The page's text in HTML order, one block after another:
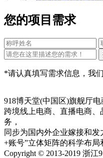
您的项目需求
*请认真填写需求信息，我
918博天堂(中国区)旗舰厅
跨境线上电商、直播电商
务，
同步为国内外企业嫁接和
+账号”立体矩阵的科学布局
Copyright © 2013-2019 浙